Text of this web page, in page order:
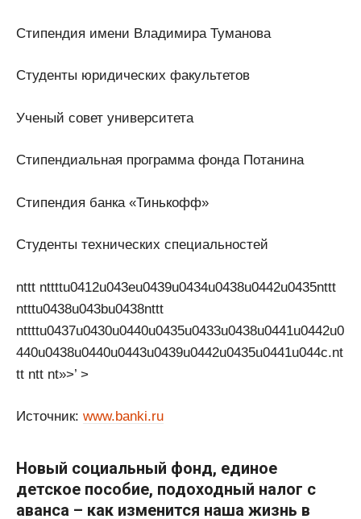
Стипендия имени Владимира Туманова
Студенты юридических факультетов
Ученый совет университета
Стипендиальная программа фонда Потанина
Стипендия банка «Тинькофф»
Студенты технических специальностей
nttt nttttu0412u043eu0439u0434u0438u0442u0435nttt
ntttu0438u043bu0438nttt
nttttu0437u0430u0440u0435u0433u0438u0441u0442u0
440u0438u0440u0443u0439u0442u0435u0441u044c.nt
tt ntt nt»>’ >
Источник: www.banki.ru
Новый социальный фонд, единое
детское пособие, подоходный налог с
аванса – как изменится наша жизнь в